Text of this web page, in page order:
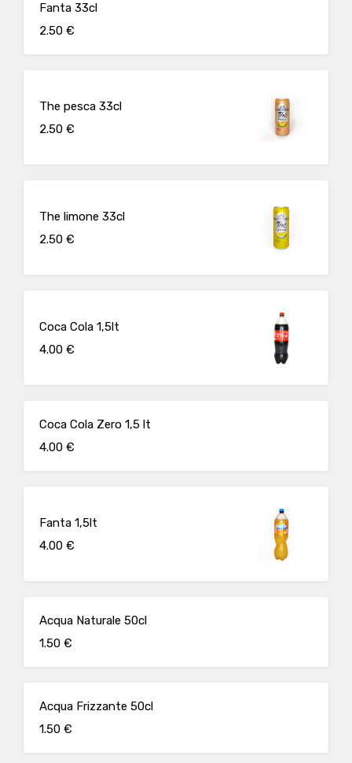
Fanta 33cl
2.50 €
The pesca 33cl
2.50 €
The limone 33cl
2.50 €
Coca Cola 1,5lt
4.00 €
Coca Cola Zero 1,5 lt
4.00 €
Fanta 1,5lt
4.00 €
Acqua Naturale 50cl
1.50 €
Acqua Frizzante 50cl
1.50 €